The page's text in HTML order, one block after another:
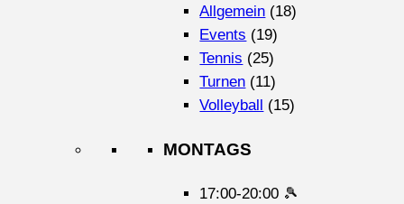
Allgemein (18)
Events (19)
Tennis (25)
Turnen (11)
Volleyball (15)
MONTAGS
17:00-20:00 🎾